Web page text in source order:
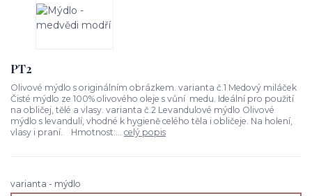
PT2
Olivové mýdlo s originálním obrázkem. varianta č.1 Medový miláček
Čisté mýdlo ze 100% olivového oleje s vůní medu. Ideální pro použití
na obličej, tělé a vlasy. varianta č.2 Levandulové mýdlo Olivové
mýdlo s levandulí, vhodné k hygieně celého těla i obličeje. Na holení,
vlasy i praní. Hmotnost:... celý popis
varianta - mýdlo